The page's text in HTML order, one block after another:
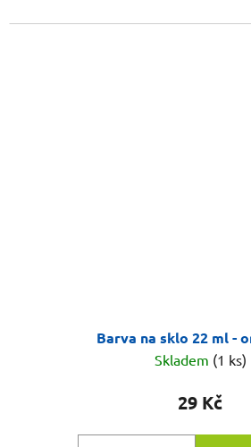
Barva na sklo 22 ml -
Skladem (1 ks)
29 Kč